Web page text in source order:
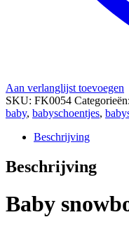
Aan verlanglijst toevoegen
SKU: FK0054 Categorieën:
baby, babyschoentjes,
Beschrijving
Beschrijving
Baby